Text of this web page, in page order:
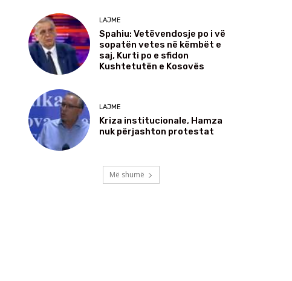
LAJME
Spahiu: Vetëvendosje po i vë
sopatën vetes në këmbët e
saj, Kurti po e sfidon
Kushtetutën e Kosovës
LAJME
Kriza institucionale, Hamza
nuk përjashton protestat
Më shumë